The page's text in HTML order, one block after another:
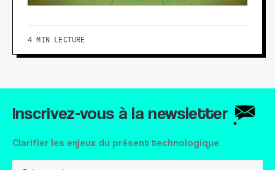
4 MIN LECTURE
Inscrivez-vous à la newsletter
Clarifier les enjeux du présent technologique